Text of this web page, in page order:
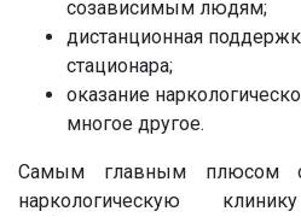
созависимым людям;
дистанционная
стационара;
оказание
многое другое.
Самым главным плюсом
наркологическую